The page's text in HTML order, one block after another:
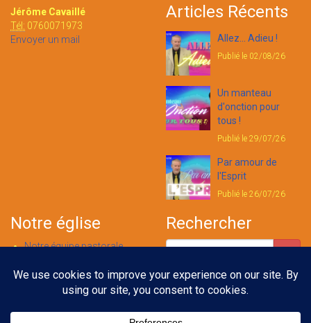
Jérôme Cavaillé
Tél: 0760071973
Envoyer un mail
Articles Récents
Allez... Adieu !
Publié le 02/08/26
Un manteau
d'onction pour
tous !
Publié le 29/07/26
Par amour de
l'Esprit
Publié le 26/07/26
Notre église
Notre équipe pastorale
Notre foi
Rechercher